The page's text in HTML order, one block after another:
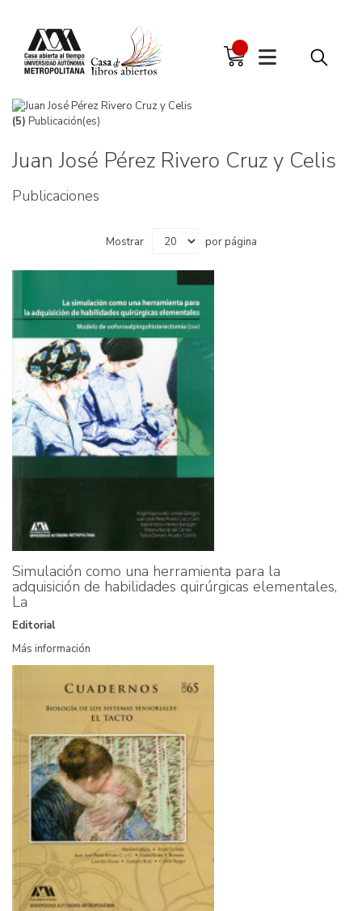
(5) Publicación(es)
Juan José Pérez Rivero Cruz y Celis
Publicaciones
Mostrar por página
Simulación como una herramienta para la
adquisición de habilidades quirúrgicas elementales,
La
Editorial
Más información